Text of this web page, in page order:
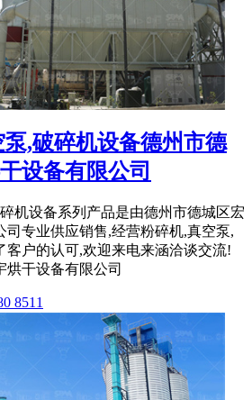
,破碎机设备德州市德
设备有限公司
机设备系列产品是由德州市德城区宏
司专业供应销售,经营粉碎机,真空泵,
客户的认可,欢迎来电来涵洽谈交流!
烘干设备有限公司
8511